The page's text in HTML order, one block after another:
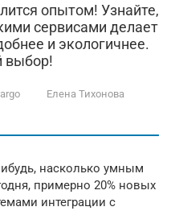
опытом! Узнайте,
сервисами делает
и экологичнее.
выбор!
Елена Тихонова
насколько умным
примерно 20% новых
интеграции с